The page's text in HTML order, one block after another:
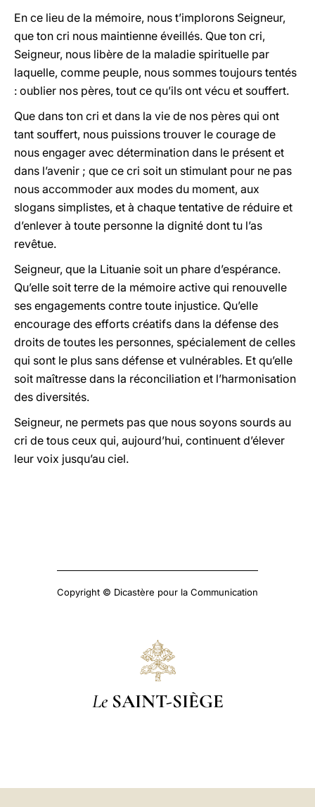
En ce lieu de la mémoire, nous t’implorons Seigneur,
que ton cri nous maintienne éveillés. Que ton cri,
Seigneur, nous libère de la maladie spirituelle par
laquelle, comme peuple, nous sommes toujours tentés
: oublier nos pères, tout ce qu’ils ont vécu et souffert.
Que dans ton cri et dans la vie de nos pères qui ont
tant souffert, nous puissions trouver le courage de
nous engager avec détermination dans le présent et
dans l’avenir ; que ce cri soit un stimulant pour ne pas
nous accommoder aux modes du moment, aux
slogans simplistes, et à chaque tentative de réduire et
d’enlever à toute personne la dignité dont tu l’as
revêtue.
Seigneur, que la Lituanie soit un phare d’espérance.
Qu’elle soit terre de la mémoire active qui renouvelle
ses engagements contre toute injustice. Qu’elle
encourage des efforts créatifs dans la défense des
droits de toutes les personnes, spécialement de celles
qui sont le plus sans défense et vulnérables. Et qu’elle
soit maîtresse dans la réconciliation et l’harmonisation
des diversités.
Seigneur, ne permets pas que nous soyons sourds au
cri de tous ceux qui, aujourd’hui, continuent d’élever
leur voix jusqu’au ciel.
Copyright © Dicastère pour la Communication
Le SAINT-SIÈGE